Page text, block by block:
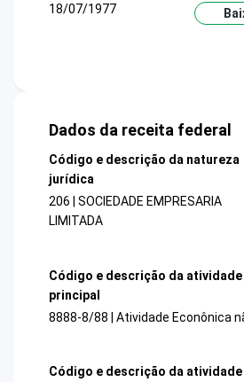
18/07/1977
Dados da receita federal
Código e descrição da natureza
jurídica
206 | SOCIEDADE EMPRESARIA
LIMITADA
Código e descrição da
principal
8888-8/88 | Atividade Econônica
Código e descrição da